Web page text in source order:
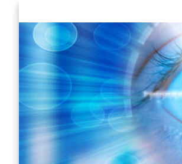
to
content
vinivida.lk